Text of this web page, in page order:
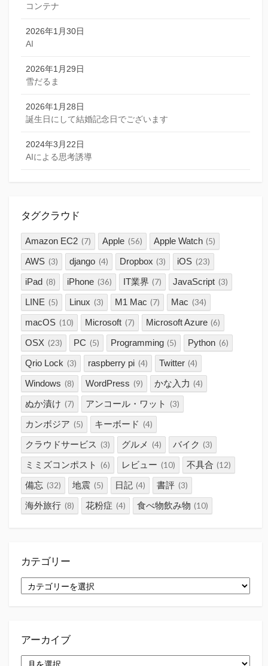
コンテナ
2026年1月30日
AI
2026年1月29日
雪だるま
2026年1月28日
誕生日にして結婚記念日でございます
2024年3月22日
AIによる思考誘導
タグクラウド
Amazon EC2 (7) Apple (56) Apple Watch (5)
AWS (3) django (4) Dropbox (3) iOS (23)
iPad (8) iPhone (36) IT業界 (7) JavaScript (3)
LINE (5) Linux (3) M1 Mac (7) Mac (34)
macOS (10) Microsoft (7) Microsoft Azure (6)
OSX (23) PC (5) Programming (5) Python (6)
Qrio Lock (3) raspberry pi (4) Twitter (4)
Windows (8) WordPress (9) かな入力 (4)
ぬか漬け (7) アンコール・ワット (3)
カンボジア (5) キーボード (4)
クラウドサービス (3) グルメ (4) バイク (3)
ミミズコンポスト (6) レビュー (10) 不具合 (12)
備忘 (32) 地震 (5) 日記 (4) 書評 (3)
海外旅行 (8) 花粉症 (4) 食べ物飲み物 (10)
カテゴリー
テ
アーカイブ